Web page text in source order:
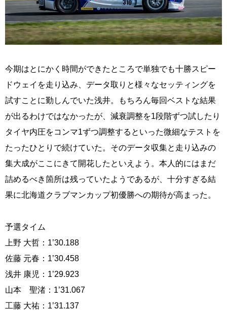
今期はとにかく時間ができたところで単独でも十勝スピー
ドウェイを走り込み、データ取りと様々なセッティングを
試すことに勤しんでいた浅井。もちろん毎回ベストな結果
が出るわけではなかったが、減衰調整を1段階ずつ試したり
タイヤ内圧をコンマ1ずつ調整するといった微細なテストを
たったひとりで続けていた。そのデータ収集と走り込みの
集大成がここにきて開花したといえよう。本人的にはまだ
詰めるべき箇所は残っていたようであるが、十分すぎる結
果に北海道クラブマンカップ初優勝への期待が高まった。
予選タイム
上野 大哲：1’30.188
佐藤 元春：1’30.458
浅井 康児：1’29.923
山本 聖渚：1’31.067
工藤 大祐：1’31.137